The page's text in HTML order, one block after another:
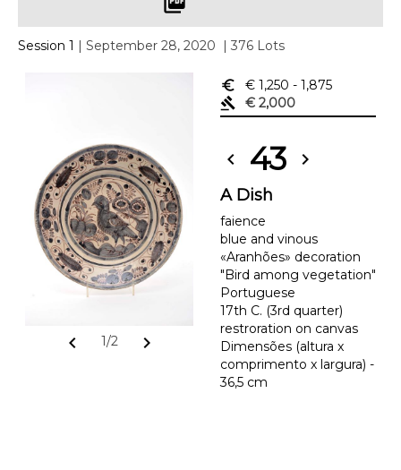
Session 1 | September 28, 2020 | 376 Lots
chevron_left 1/2 chevron_right
euro_symbol € 1,250 - 1,875
gavel
€ 2,000
chevron_left 43 chevron_right
A Dish
faience
blue and vinous
«Aranhões» decoration
"Bird among vegetation"
Portuguese
17th C. (3rd quarter)
restroration on canvas
Dimensões (altura x
comprimento x largura) -
36,5 cm